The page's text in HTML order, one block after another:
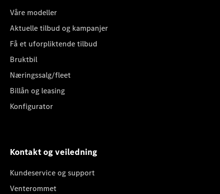
Våre modeller
Aktuelle tilbud og kampanjer
Få et uforpliktende tilbud
Bruktbil
Næringssalg/fleet
Billån og leasing
Konfigurator
Kontakt og veiledning
Kundeservice og support
Venterommet